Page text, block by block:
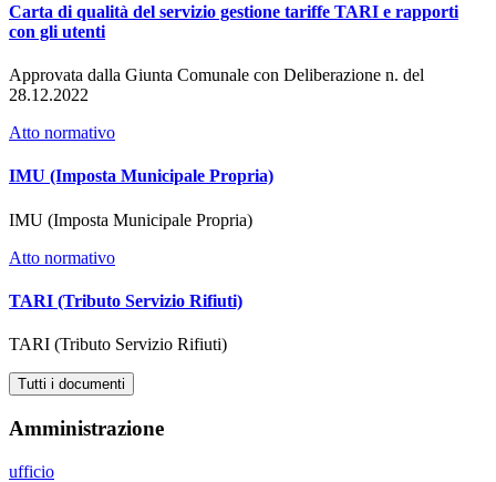
Carta di qualità del servizio gestione tariffe TARI e rapporti
con gli utenti
Approvata dalla Giunta Comunale con Deliberazione n. del
28.12.2022
Atto normativo
IMU (Imposta Municipale Propria)
IMU (Imposta Municipale Propria)
Atto normativo
TARI (Tributo Servizio Rifiuti)
TARI (Tributo Servizio Rifiuti)
Tutti i documenti
Amministrazione
ufficio